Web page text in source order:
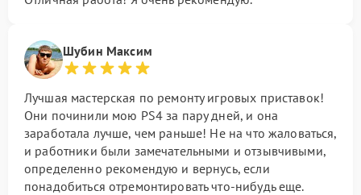
Шубин Максим
Лучшая мастерская по ремонту игровых приставок!
Они починили мою PS4 за пару дней, и она
заработала лучше, чем раньше! Не на что жаловаться,
и работники были замечательными и отзывчивыми,
определенно рекомендую и вернусь, если
понадобиться отремонтировать что-нибудь еще.